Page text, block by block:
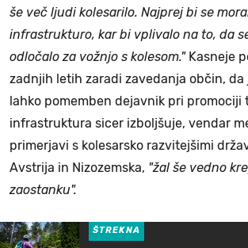
še več ljudi kolesarilo. Najprej bi se
infrastrukturo, kar bi vplivalo na to, da
odločalo za vožnjo s kolesom." Kasneje
zadnjih letih zaradi zavedanja občin, da
lahko pomemben dejavnik pri promociji
infrastruktura sicer izboljšuje, vendar
primerjavi s kolesarsko razvitejšimi
Avstrija in Nizozemska, "žal še vedno
zaostanku".
ŠTREKNA